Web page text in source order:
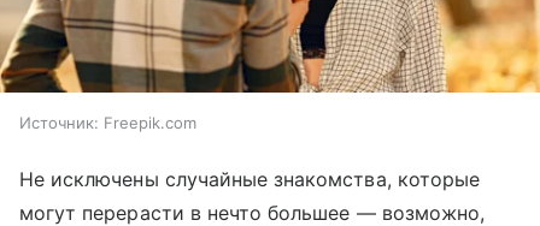
Источник: Freepik.com
Не исключены случайные знакомства, которые
могут перерасти в нечто большее — возможно,